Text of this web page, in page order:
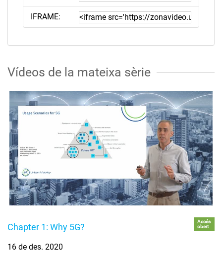
IFRAME:
Vídeos de la mateixa sèrie
Chapter 1: Why 5G?
Accés
obert
16 de des. 2020